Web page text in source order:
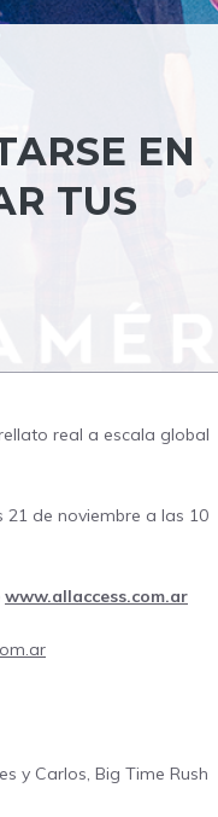
EN
TUS
real a escala global
21 de noviembre a las 10
www.allaccess.com.ar
y Carlos, Big Time Rush